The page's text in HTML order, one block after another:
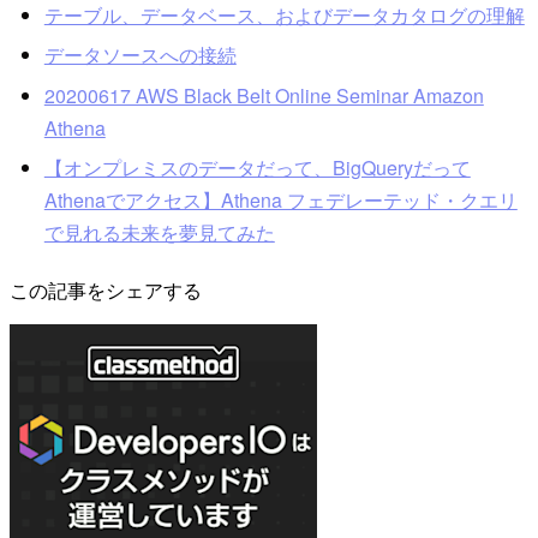
テーブル、データベース、およびデータカタログの理解
データソースへの接続
20200617 AWS Black Belt Online Seminar Amazon
Athena
【オンプレミスのデータだって、BigQueryだって
Athenaでアクセス】Athena フェデレーテッド・クエリ
で見れる未来を夢見てみた
この記事をシェアする